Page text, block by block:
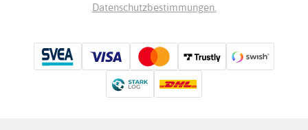
Datenschutzbestimmungen.